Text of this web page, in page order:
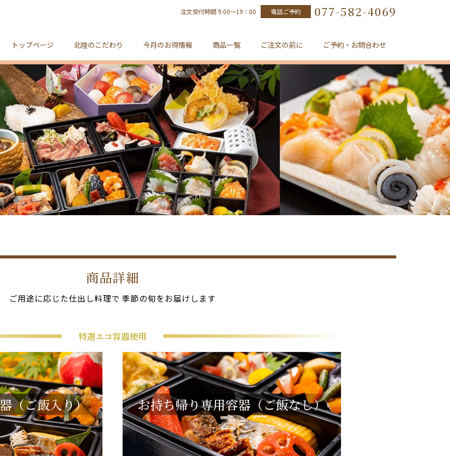
注文受付時間 9:00～19：00 電話ご予約 077-582-4069
トップページ 北陸のこだわり 今月のお得情報 商品一覧 ご注文の前に ご予約・お問合わせ
商品詳細
ご用途に応じた仕出し料理で 季節の旬をお届けします
特選エコ容器使用
（ご飯入り） お持ち帰り専用容器（ご飯なし）